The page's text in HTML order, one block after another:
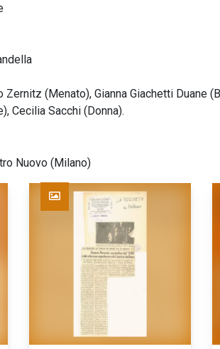
Zernitz (Menato), Gianna Giachetti Duane
Cecilia Sacchi (Donna).
Nuovo (Milano)